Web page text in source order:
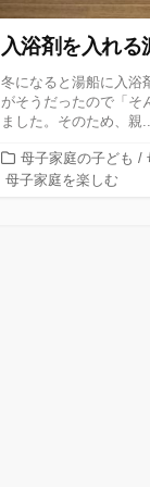
入浴剤を入れる
冬になると湯船に入浴
がそうだったので「そ
ました。そのため、親...
カ
テ
母子家庭の子ども /
母子家庭を楽しむ